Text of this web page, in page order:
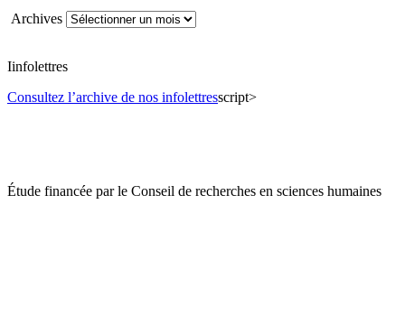
Archives
Iinfolettres
Consultez l’archive de nos infolettresscript>
Étude financée par le Conseil de recherches en sciences humaines